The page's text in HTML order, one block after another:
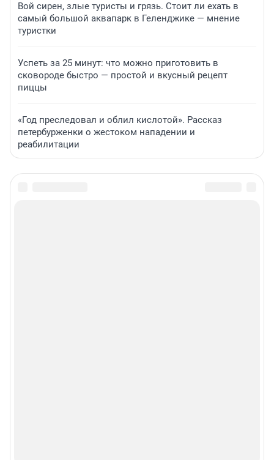
Вой сирен, злые туристы и грязь. Стоит ли ехать в
самый большой аквапарк в Геленджике — мнение
туристки
Успеть за 25 минут: что можно приготовить в
сковороде быстро — простой и вкусный рецепт
пиццы
«Год преследовал и облил кислотой». Рассказ
петербурженки о жестоком нападении и
реабилитации